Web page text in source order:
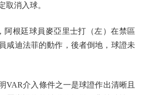
取消入球。
根廷球員麥亞里士打（左）在禁區
咸迪法菲的動作，後者倒地，球證未
介入條件之一是球證作出清晰且